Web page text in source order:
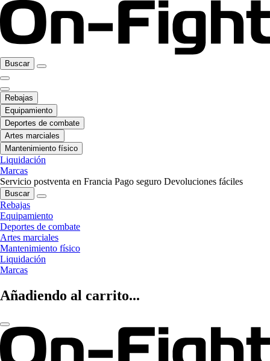
Buscar
Rebajas
Equipamiento
Deportes de combate
Artes marciales
Mantenimiento físico
Liquidación
Marcas
Servicio postventa en Francia Pago seguro Devoluciones fáciles
Buscar
Rebajas
Equipamiento
Deportes de combate
Artes marciales
Mantenimiento físico
Liquidación
Marcas
Añadiendo al carrito...